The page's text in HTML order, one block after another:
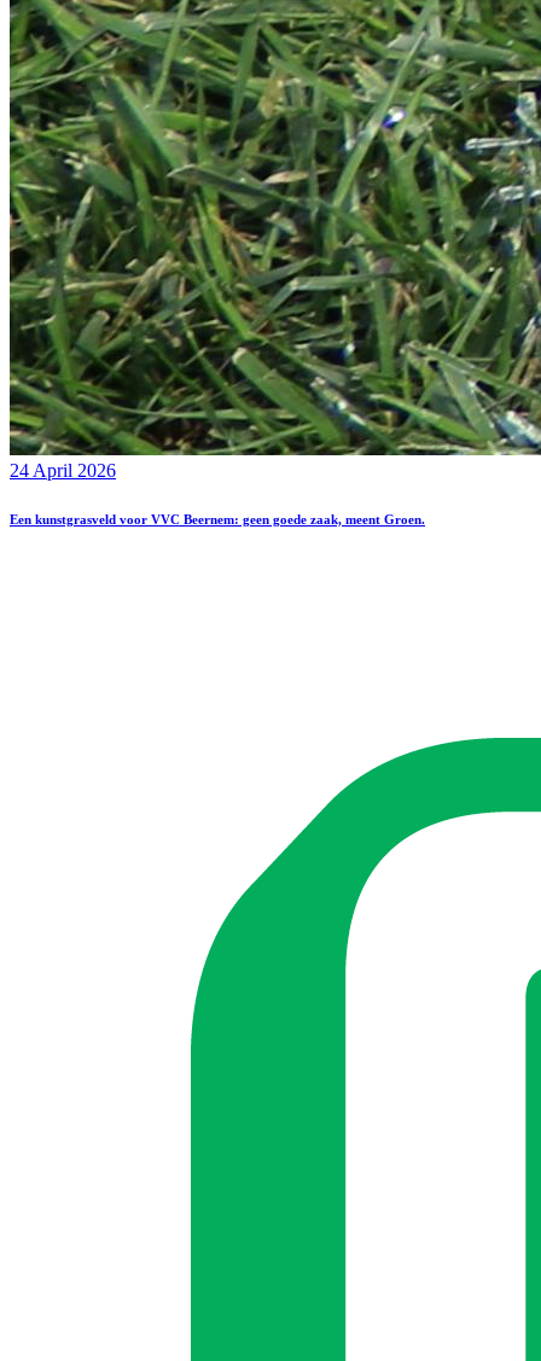
24 April 2026
Een kunstgrasveld voor VVC Beernem: geen goede zaak, meent Groen.